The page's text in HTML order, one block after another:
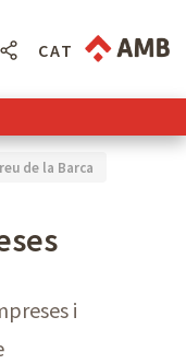
CAT
de la Barca
i